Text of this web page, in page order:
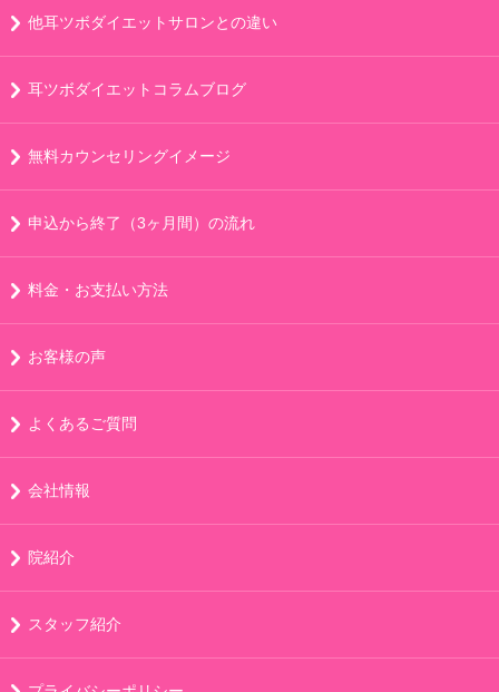
他耳ツボダイエットサロンとの違い
耳ツボダイエットコラムブログ
無料カウンセリングイメージ
申込から終了（3ヶ月間）の流れ
料金・お支払い方法
お客様の声
よくあるご質問
会社情報
院紹介
スタッフ紹介